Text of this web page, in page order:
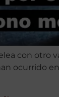
con otro
ocurrido